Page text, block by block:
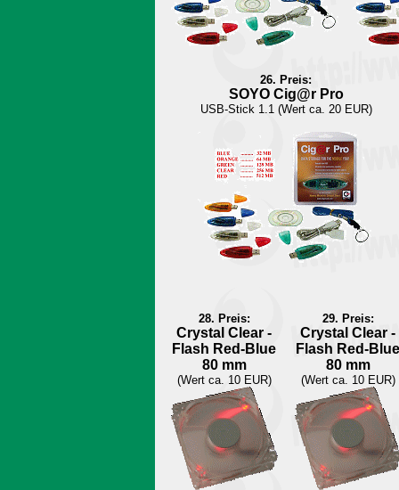
26. Preis:
SOYO Cig@r Pro
USB-Stick 1.1 (Wert ca. 20 EUR)
28. Preis:
Crystal Clear -
Flash Red-Blue
80 mm
(Wert ca. 10 EUR)
29. Preis:
Crystal Clear -
Flash Red-Blue
80 mm
(Wert ca. 10 EUR)